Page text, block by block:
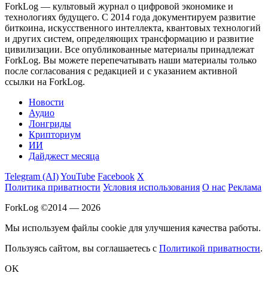
ForkLog — культовый журнал о цифровой экономике и
технологиях будущего. С 2014 года документируем развитие
биткоина, искусственного интеллекта, квантовых технологий
и других систем, определяющих трансформацию и развитие
цивилизации. Все опубликованные материалы принадлежат
ForkLog. Вы можете перепечатывать наши материалы только
после согласования с редакцией и с указанием активной
ссылки на ForkLog.
Новости
Аудио
Лонгриды
Крипториум
ИИ
Дайджест месяца
Telegram (AI)YouTube Facebook X
Политика приватности Условия использования О нас Реклама
ForkLog ©2014 — 2026
Мы используем файлы cookie для улучшения качества работы.
Пользуясь сайтом, вы соглашаетесь с Политикой приватности.
OK